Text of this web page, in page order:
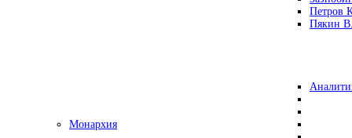
Петров
Пякин
Монархия